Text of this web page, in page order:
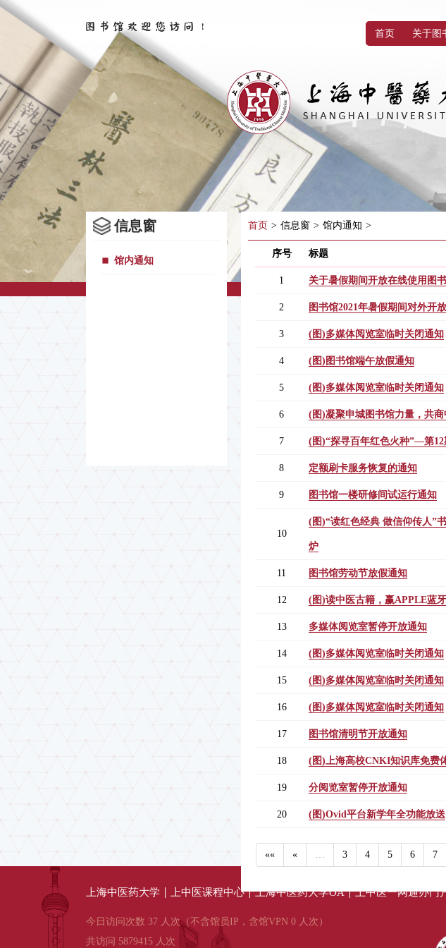
首页 关于图
信息窗
馆内通知
首页 > 信息窗 > 馆内通知 >
序号 标题
1 关于暑假期间开放在线使用图
2 图书馆2021年暑假期间对外开
3 (图)多媒体阅览室临时关闭通知
4 (图)图书馆端午放假通知
5 (图)多媒体阅览室临时关闭通知
6 (图)凝聚申城图书馆力量，共
7 (图)“探寻百年红色火种”—第
8 定额刷卡服务恢复的通知
9 图书馆一楼研修间试运行通知
10
(图)“读红色经典 做信仰传人”
炉
11 图书馆劳动节放假通知
12 (图)读中医古籍，赢APPLE蓝
13 多媒体阅览室暂停开放通知
14 (图)多媒体阅览室临时关闭通知
15 (图)多媒体阅览室临时关闭通知
16 (图)多媒体阅览室临时关闭通知
17 图书馆清明节开放通知
18 (图)上海高校CNKI知识库免费
19 分阅览室暂停开放通知
20 (图)Ovid平台新学年全功能放送
«« « … 3 4 5 6 7
上海中医药大学 上中医课程中心 上海中医药大学OA 上中医一网通办门
今日访问次数 37 人次（不含馆员IP，含馆VPN 0 人次）
共访问 5879415 人次